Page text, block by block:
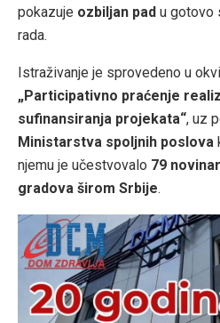
pokazuje ozbiljan pad u gotovo
rada.
Istraživanje je sprovedeno u
„Participativno praćenje
sufinansiranja projekata“, uz
Ministarstva spoljnih poslova
njemu je učestvovalo 79
gradova širom Srbije.